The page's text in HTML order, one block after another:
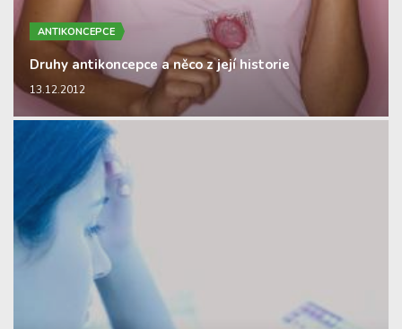
ANTIKONCEPCE
Druhy antikoncepce a něco z její historie
13.12.2012